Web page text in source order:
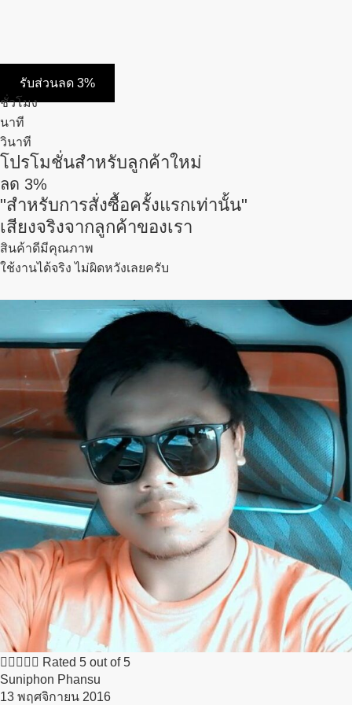
รับส่วนลด 3%
ชั่วโมง
นาที
วินาที
โปรโมชั่นสำหรับลูกค้าใหม่
ลด 3%
"สำหรับการสั่งซื้อครั้งแรกเท่านั้น"
เสียงจริงจากลูกค้าของเรา
สินค้าดีมีคุณภาพ
ใช้งานได้จริง ไม่ผิดหวังเลยครับ
     Rated 5 out of 5
Suniphon Phansu
13 พฤศจิกายน 2016​